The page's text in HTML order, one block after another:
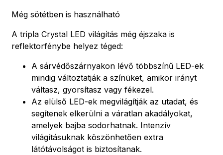
Még sötétben is használható
A tripla Crystal LED világítás még éjszaka is
reflektorfénybe helyez téged:
A sárvédőszárnyakon lévő többszínű LED-ek
mindig változtatják a színüket, amikor irányt
váltasz, gyorsítasz vagy fékezel.
Az elülső LED-ek megvilágítják az utadat, és
segítenek elkerülni a váratlan akadályokat,
amelyek bajba sodorhatnak. Intenzív
világításuknak köszönhetően extra
látótávolságot is biztosítanak.